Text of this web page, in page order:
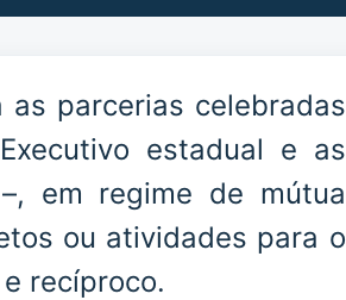
as parcerias celebradas
estadual e as
em regime de mútua
ou atividades para o
recíproco.